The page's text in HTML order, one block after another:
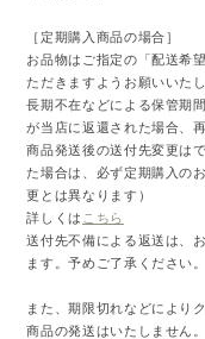
［定期購入商品の場合］
お品物はご指定の「配送希
ただきますようお願いいたし
長期不在などによる保管期
が当店に返還された場合、
商品発送後の送付先変更は
た場合は、必ず定期購入の
更とは異なります）
詳しくは こちら
送付先不備による返送は、
ます。予めご了承ください。
また、期限切れなどにより
商品の発送はいたしません。